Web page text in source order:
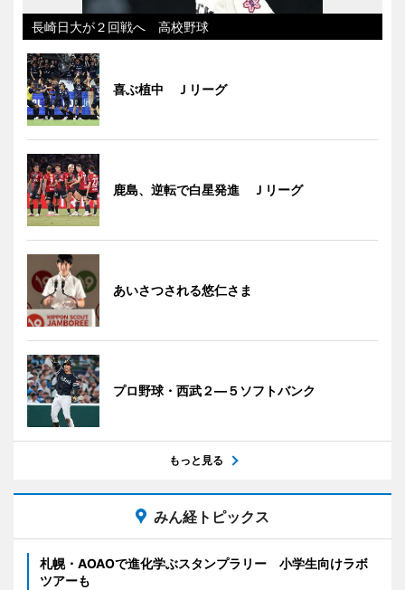
長崎日大が２回戦へ 高校野球
喜ぶ植中 Ｊリーグ
鹿島、逆転で白星発進 Ｊリーグ
あいさつされる悠仁さま
プロ野球・西武２―５ソフトバンク
もっと見る
みん経トピックス
札幌・AOAOで進化学ぶスタンプラリー 小学生向けラボ
ツアーも